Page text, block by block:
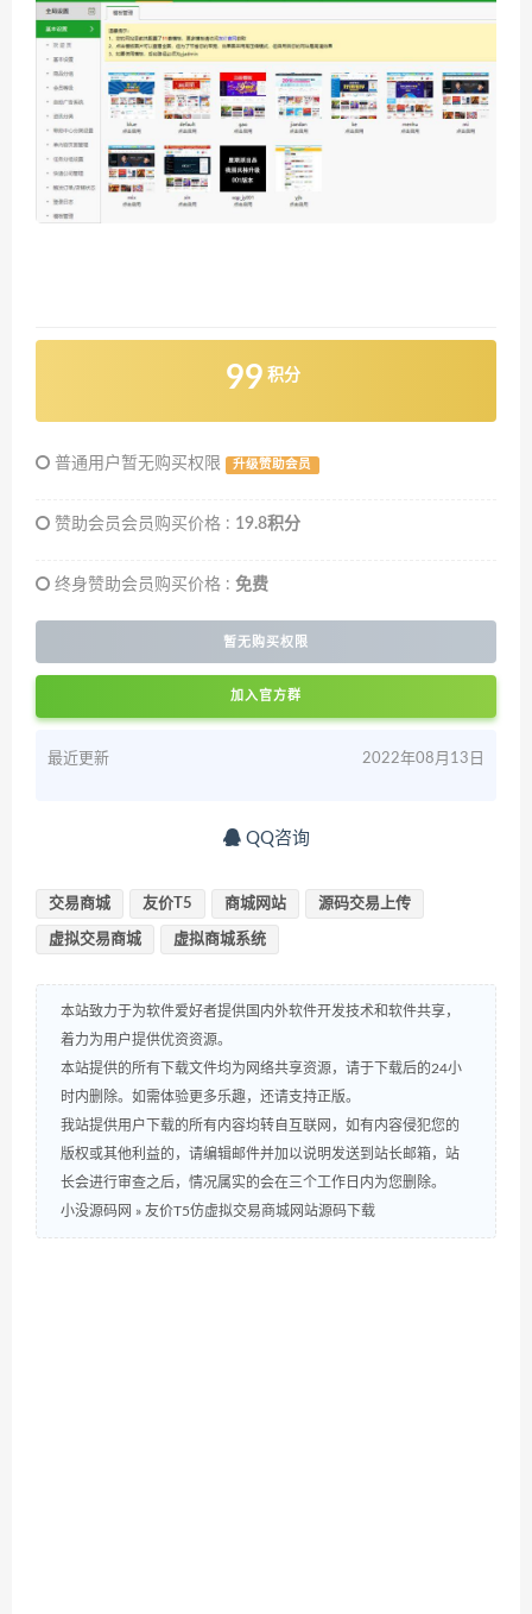
99 积分
普通用户暂无购买权限 升级赞助会员
赞助会员会员购买价格 : 19.8积分
终身赞助会员购买价格 : 免费
暂无购买权限
加入官方群
最近更新 2022年08月13日
QQ咨询
交易商城 友价T5 商城网站 源码交易上传
虚拟交易商城 虚拟商城系统
本站致力于为软件爱好者提供国内外软件开发技术和软件共享，
着力为用户提供优资资源。
本站提供的所有下载文件均为网络共享资源，请于下载后的24小
时内删除。如需体验更多乐趣，还请支持正版。
我站提供用户下载的所有内容均转自互联网，如有内容侵犯您的
版权或其他利益的，请编辑邮件并加以说明发送到站长邮箱，站
长会进行审查之后，情况属实的会在三个工作日内为您删除。
小没源码网 » 友价T5仿虚拟交易商城网站源码下载